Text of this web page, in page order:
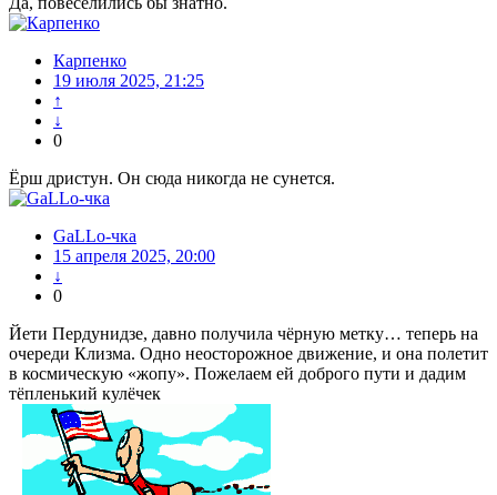
Карпенко
19 июля 2025, 21:25
↑
↓
0
Ёрш дристун. Он сюда никогда не сунется.
GaLLo-чка
15 апреля 2025, 20:00
↓
0
Йети Пердунидзе, давно получила чёрную метку… теперь на
очереди Клизма. Одно неосторожное движение, и она полетит
в космическую «жопу». Пожелаем ей доброго пути и дадим
тёпленький кулёчек